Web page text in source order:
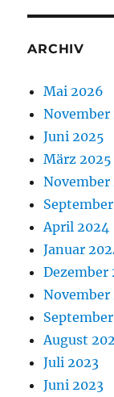
ARCHIV
Mai 2026
November
Juni 2025
März 2025
November
April 2024
Januar
Dezember
November
August
Juli 2023
Juni 2023